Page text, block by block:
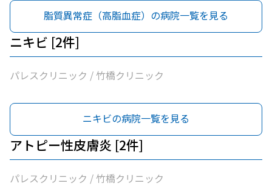
脂質異常症（高脂血症）の病院一覧を見る
ニキビ [2件]
パレスクリニック / 竹橋クリニック
ニキビの病院一覧を見る
アトピー性皮膚炎 [2件]
パレスクリニック / 竹橋クリニック